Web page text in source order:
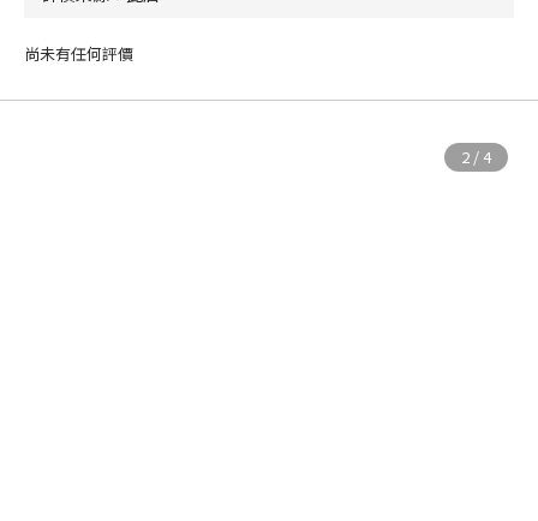
尚未有任何評價